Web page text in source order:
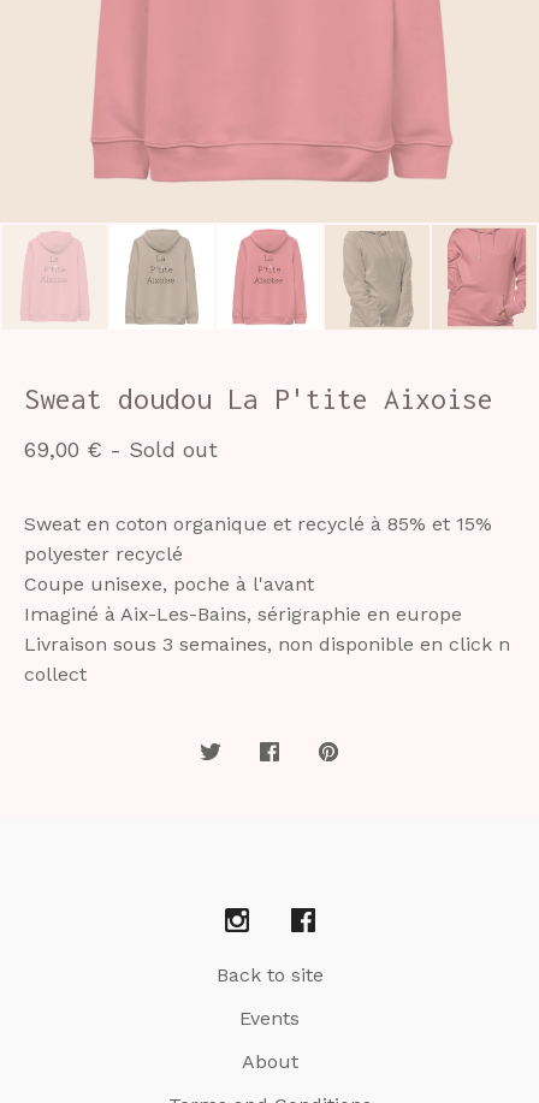
Sweat doudou La P'tite Aixoise
69,00 € - Sold out
Sweat en coton organique et recyclé à 85% et 15%
polyester recyclé
Coupe unisexe, poche à l'avant
Imaginé à Aix-Les-Bains, sérigraphie en europe
Livraison sous 3 semaines, non disponible en click n
collect
Back to site
Events
About